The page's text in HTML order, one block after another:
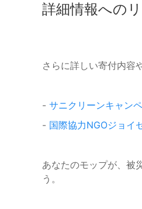
詳細情報への
さらに詳しい寄付内容
- サニクリーンキャン
- 国際協力NGOジョイ
あなたのモップが、被
う。